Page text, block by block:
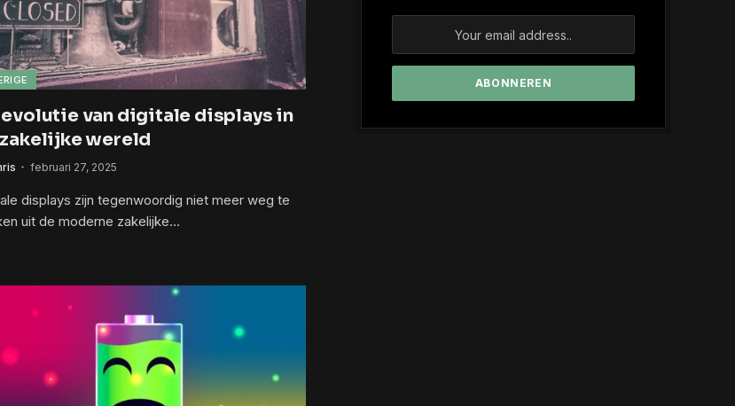
evolutie van digitale displays in
wereld
februari 27, 2025
displays zijn tegenwoordig niet meer weg te
uit de moderne zakelijke…